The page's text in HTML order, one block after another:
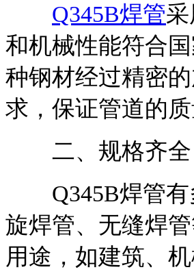
Q345B焊管
和机械性能符合
种钢材经过精密
求，保证管道的
二、规格齐全
Q345B焊管有
旋焊管、无缝焊
用途，如建筑、